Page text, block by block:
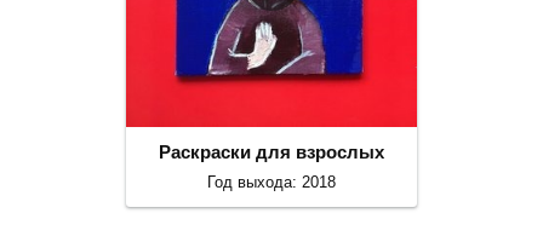
Раскраски для взрослых
Год выхода: 2018